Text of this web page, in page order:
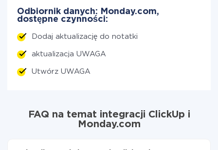
Odbiornik danych: Monday.com,
dostępne czynności:
Dodaj aktualizację do notatki
aktualizacja UWAGA
Utwórz UWAGA
FAQ na temat integracji ClickUp i
Monday.com